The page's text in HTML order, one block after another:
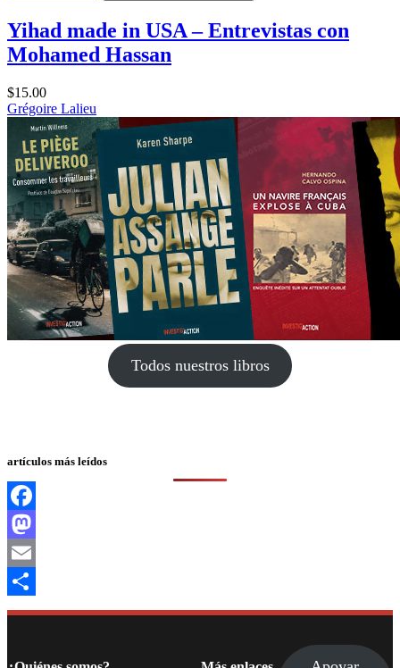
Yihad made in USA – Entrevistas con
Mohamed Hassan
$15.00
Grégoire Lalieu
Todos nuestros libros
artículos más leídos
Facebook
Mastodon
Email
Compartir